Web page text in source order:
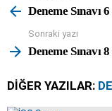
moreDeneme Sınavı 6
Sonraki yazı
Deneme Sınavı 8
DIĞER YAZILAR: